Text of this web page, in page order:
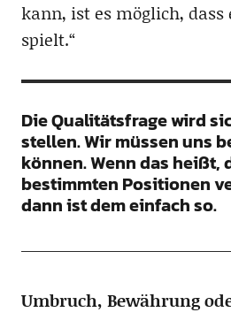
kann, ist es möglich,
spielt.“
Die Qualitätsfrage wird
stellen. Wir müssen uns
können. Wenn das heißt,
bestimmten Positionen
dann ist dem einfach so.
Umbruch, Bewährung